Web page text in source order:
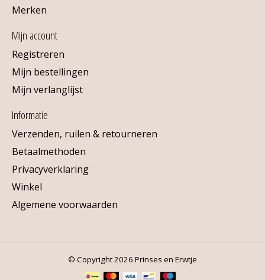
Merken
Mijn account
Registreren
Mijn bestellingen
Mijn verlanglijst
Informatie
Verzenden, ruilen & retourneren
Betaalmethoden
Privacyverklaring
Winkel
Algemene voorwaarden
© Copyright 2026 Prinses en Erwtje